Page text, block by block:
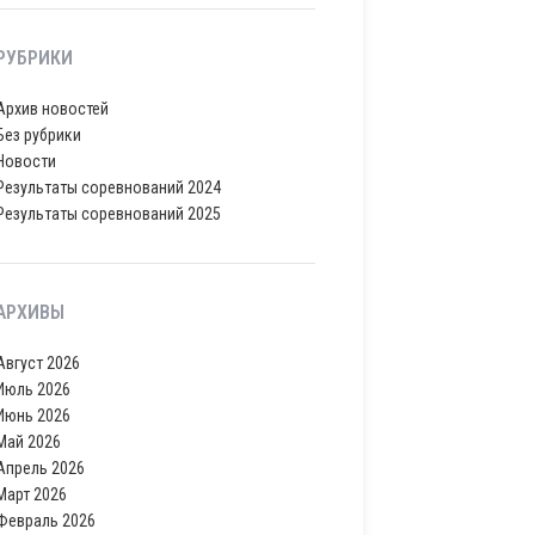
новостей
рубрики
соревнований 2024
соревнований 2025
2026
2026
2026
2026
2026
2026
2026